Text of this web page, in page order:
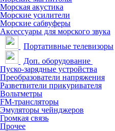
Морская акустика
Морские усилители
Морские сабвуферы
Аксессуары для морского звука
Портативные телевизоры
Доп. оборудование
Пуско-зарядные устройства
Преобразователи напряжения
Разветвители прикуривателя
Вольтметры
FM-трансляторы
Эмуляторы чейнджеров
Громкая связь
Прочее